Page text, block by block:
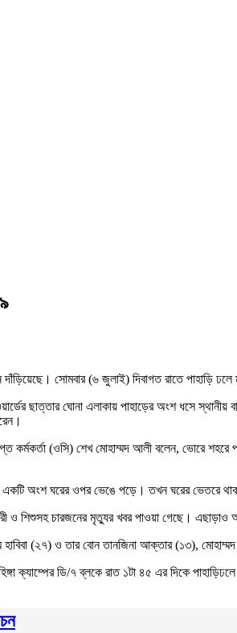
দাঁড়িয়েছে। সোমবার (৬ জুলাই) দিবাগত রাতে পাহাড়ি
ছাত্তার ঘোনা এলাকায় পাহাড়ের অংশ ধসে
কর্মকর্তা (ওসি) শেখ মোহাম্মদ আলী বলেন, ভোরে
একটি অংশ ঘরের ওপর ভেঙে পড়ে। তখন ঘরের
ও শিশুসহ চারজনের মৃত্যুর খবর পাওয়া গেছে।
হাবিবা (২৭) ও তার বোন তানজিনা আক্তার (১৩),
ক্যাম্পের ডি/৭ ব্লকে রাত ১টা ৪৫ এর দিকে